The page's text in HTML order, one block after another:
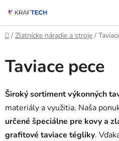
obsah
Domov
/ Zlatnícke náradie a stroje /
Taviace pece
Široký sortiment výkonných
materiály a využitia. Naša
určené špeciálne pre kovy a
grafitové taviace tégliky.